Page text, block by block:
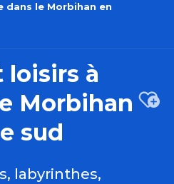
le Morbihan en
à
Morbihan
sud
labyrinthes,